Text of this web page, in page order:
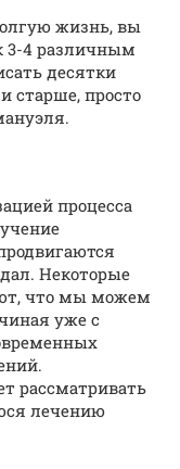
жизнь, вы
3-4 различным
десятки
старше, просто
процесса
Некоторые
что мы можем
уже с
рассматривать
лечению